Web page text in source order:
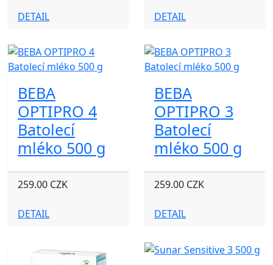
DETAIL DETAIL
BEBA
OPTIPRO 4
Batolecí
mléko 500 g
259.00 CZK
DETAIL
BEBA
OPTIPRO 3
Batolecí
mléko 500 g
259.00 CZK
DETAIL